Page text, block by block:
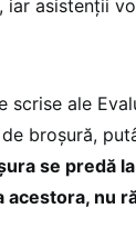
iar asistenţii
scrise ale
broşură,
se predă
acestora, nu